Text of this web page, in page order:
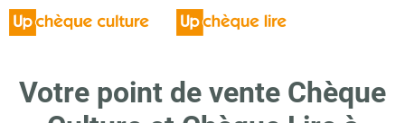
Votre point de vente Chèque